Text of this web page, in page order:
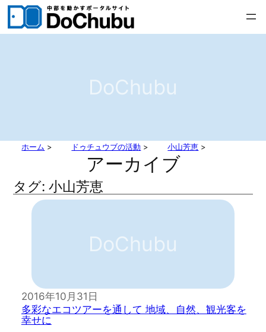
内
DoChubu
ホーム > ドゥチュウブの活動 > 小山芳恵 >
アーカイブ
タグ:小山芳恵
DoChubu
2016年10月31日
多彩なエコツアーを通して 地域、自然、観光客を
幸せに